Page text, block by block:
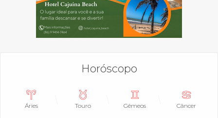
Horóscopo
Áries Touro Gêmeos Câncer